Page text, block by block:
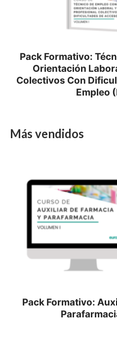
Pack Formativo:
Orientación
Colectivos Con
Empleo
Más vendidos
Pack Formativo: